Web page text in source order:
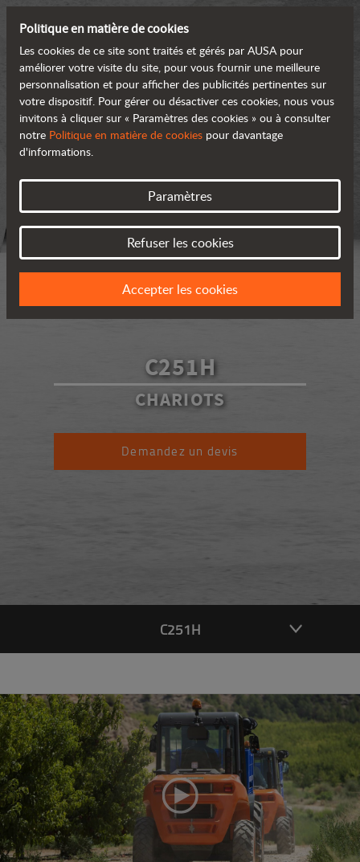
C251H
CHARIOTS
Demandez un devis
C251H
Politique en matière de cookies
Les cookies de ce site sont traités et gérés par AUSA pour
améliorer votre visite du site, pour vous fournir une meilleure
personnalisation et pour afficher des publicités pertinentes sur
votre dispositif. Pour gérer ou désactiver ces cookies, nous vous
invitons à cliquer sur « Paramètres des cookies » ou à consulter
notre Politique en matière de cookies pour davantage
d'informations.
Paramètres
Refuser les cookies
Accepter les cookies